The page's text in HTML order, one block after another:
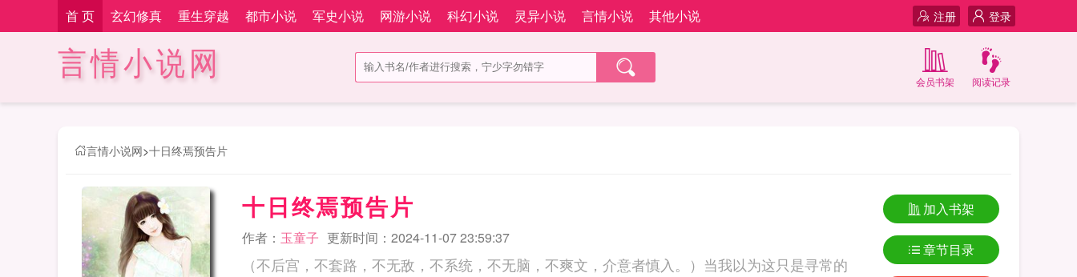
首 页 玄幻修真 重生穿越 都市小说 军史小说 网游小说 科幻小说 灵异小说 言情小说 其他小说 登录
注册
言情小说网 阅读记录
会员书架
言情小说网>十日终焉预告片
十日终焉预告片
作者： 玉童子 更新时间：2024-11-07 23:59:37
（不后宫，不套路，不无敌，不系统，不无脑，不爽文，介意者慎入。）当我以为这只是寻常的
加入书架
章节目录